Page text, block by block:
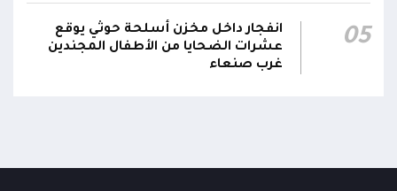
05
انفجار داخل مخزن أسلحة حوثي يوقع
عشرات الضحايا من الأطفال المجندين
غرب صنعاء